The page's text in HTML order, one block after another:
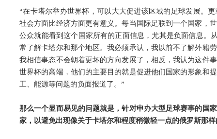
“在卡塔尔举办世界杯，可以大大促进该区域的足球发展。
社会方面比经济方面更有意义。每当国际足联到一个国家，
公众就能看到这个国家所有的正面信息，尤其是负面信息。
常了解卡塔尔和那个地区。我必须承认，我以前不了解外籍
我相信事态不会朝着更坏的方向发展了，相反，我认为这件
世界杯的高端，他们的主要目的就是促进他们国家的形象和
工、能源等问题的负面报道了。”
那么一个显而易见的问题就是，针对申办大型足球赛事的国
家，以避免出现像关于卡塔尔和程度稍微轻一点的俄罗斯那